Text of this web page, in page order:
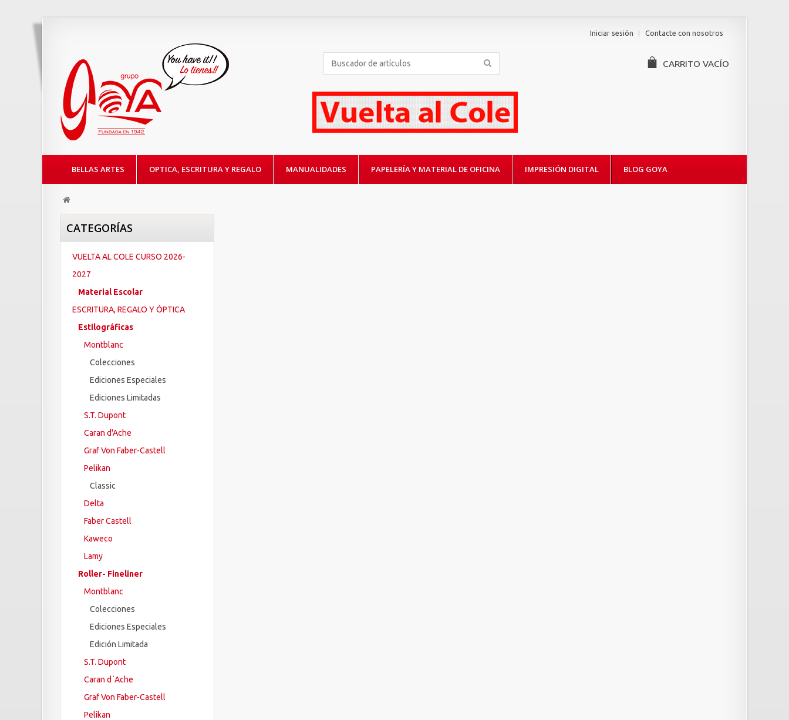
Contacte con nosotros
Iniciar sesión
CARRITO VACÍO
BELLAS ARTES OPTICA, ESCRITURA Y REGALO MANUALIDADES PAPELERÍA Y MATERIAL DE OFICINA IMPRESIÓN DIGITAL BLOG GOYA
CATEGORÍAS
VUELTA AL COLE CURSO 2026-
2027
Material Escolar
ESCRITURA, REGALO Y ÓPTICA
Estilográficas
Montblanc
Colecciones
Ediciones Especiales
Ediciones Limitadas
S.T. Dupont
Caran d'Ache
Graf Von Faber-Castell
Pelikan
Classic
Delta
Faber Castell
Kaweco
Lamy
Roller- Fineliner
Montblanc
Colecciones
Ediciones Especiales
Edición Limitada
S.T. Dupont
Caran d´Ache
Graf Von Faber-Castell
Pelikan